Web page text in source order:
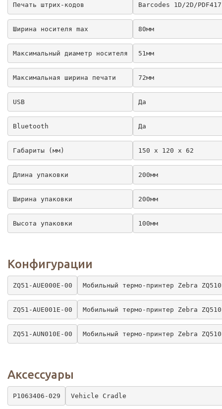
Печать штрих-кодов Barcodes 1D/2D/PDF417
Ширина носителя max 80мм
Максимальный диаметр носителя 51мм
Максимальная ширина печати 72мм
USB Да
Bluetooth Да
Габариты (мм) 150 x 120 x 62
Длина упаковки 200мм
Ширина упаковки 200мм
Высота упаковки 100мм
Конфигурации
ZQ51-AUE000E-00 Мобильный термо-принтер Zebra
ZQ51-AUE001E-00 Мобильный термо-принтер Zebra
ZQ51-AUN010E-00 Мобильный термо-принтер Zebra
Аксессуары
P1063406-029 Vehicle Cradle